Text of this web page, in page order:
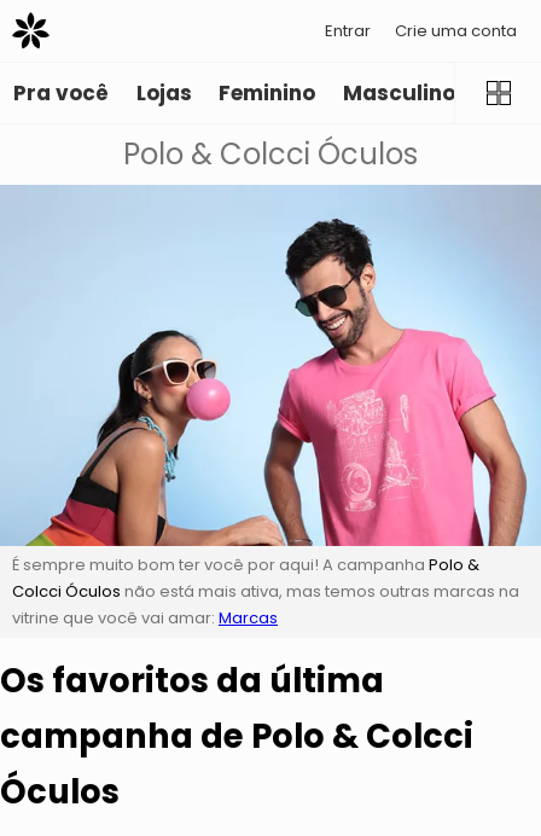
Entrar Crie uma conta
Pra você Lojas Feminino Masculino
Polo & Colcci Óculos
É sempre muito bom ter você por aqui! A campanha Polo &
Colcci Óculos não está mais ativa, mas temos outras marcas na
vitrine que você vai amar: Marcas
Os favoritos da última
campanha de Polo & Colcci
Óculos